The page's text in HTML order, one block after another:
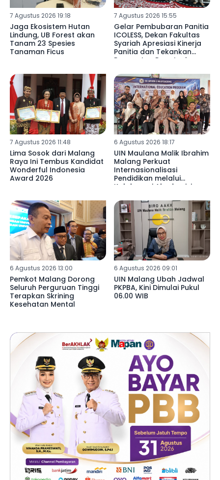
7 Agustus 2026 19:18
Jaga Ekosistem Hutan
Lindung, UB Forest akan
Tanam 23 Spesies
Tanaman Ficus
7 Agustus 2026 15:55
Gelar Pembubaran Panitia
ICOLESS, Dekan Fakultas
Syariah Apresiasi Kinerja
Panitia dan Tekankan
Penguatan Reputasi
7 Agustus 2026 11:48
Lima Sosok dari Malang
Raya Ini Tembus Kandidat
Wonderful Indonesia
Award 2026
6 Agustus 2026 18:17
UIN Maulana Malik Ibrahim
Malang Perkuat
Internasionalisasi
Pendidikan melalui
Kolaborasi Akademisi
Mulyoagung
6 Agustus 2026 13:00
Pemkot Malang Dorong
Seluruh Perguruan Tinggi
Terapkan Skrining
Kesehatan Mental
6 Agustus 2026 09:01
UIN Malang Ubah Jadwal
PKPBA, Kini Dimulai Pukul
06.00 WIB